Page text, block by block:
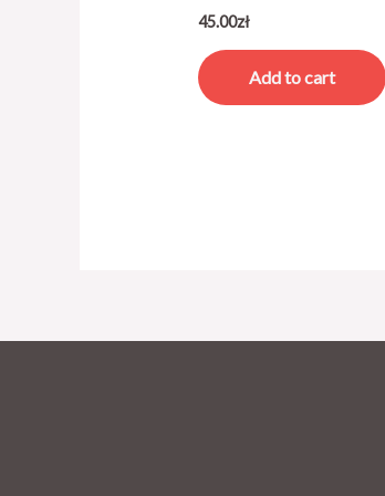
45.00zł
Add to cart